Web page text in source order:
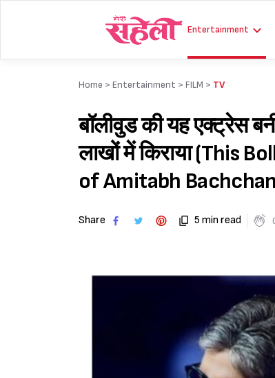
Entertainment
Home > Entertainment > FILM > TV
बॉलीवुड की यह एक्ट्रेस
लाखों में किराया (This
of Amitabh
Share 5 min read